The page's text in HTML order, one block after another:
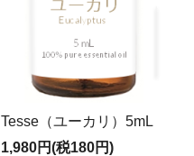
Tesse（ユーカリ）5mL
1,980円(税180円)